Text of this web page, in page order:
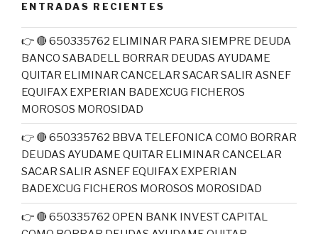
ENTRADAS RECIENTES
👉 🔴 650335762 ELIMINAR PARA SIEMPRE DEUDA
BANCO SABADELL BORRAR DEUDAS AYUDAME
QUITAR ELIMINAR CANCELAR SACAR SALIR ASNEF
EQUIFAX EXPERIAN BADEXCUG FICHEROS
MOROSOS MOROSIDAD
👉 🔴 650335762 BBVA TELEFONICA COMO BORRAR
DEUDAS AYUDAME QUITAR ELIMINAR CANCELAR
SACAR SALIR ASNEF EQUIFAX EXPERIAN
BADEXCUG FICHEROS MOROSOS MOROSIDAD
👉 🔴 650335762 OPEN BANK INVEST CAPITAL